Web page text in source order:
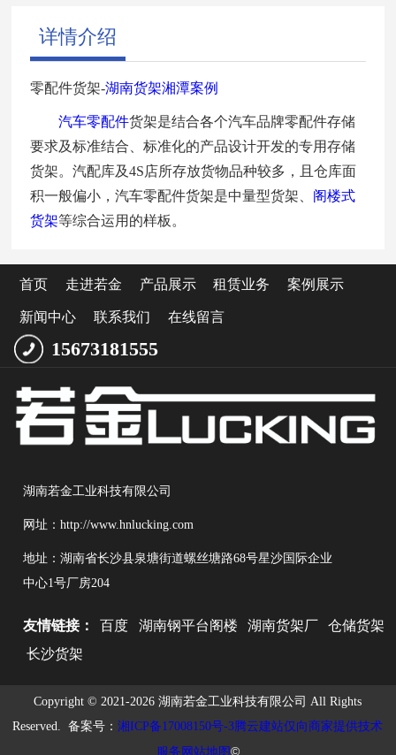
详情介绍
零配件货架-湖南货架湘潭案例
汽车零配件货架是结合各个汽车品牌零配件存储
要求及标准结合、标准化的产品设计开发的专用存储
货架。汽配库及4S店所存放货物品种较多，且仓库面
积一般偏小，汽车零配件货架是中量型货架、 阁楼式
货架等综合运用的样板。
首页 走进若金 产品展示 租赁业务 案例展示
新闻中心 联系我们 在线留言
15673181555
湖南若金工业科技有限公司
网址：http://www.hnlucking.com
地址：湖南省长沙县泉塘街道螺丝塘路68号星沙国际企业
中心1号厂房204
友情链接： 百度 湖南钢平台阁楼 湖南货架厂
仓储货架
长沙货架
Copyright © 2021-2026 湖南若金工业科技有限公司 All Rights
Reserved. 备案号：湘ICP备17008150号-3腾云建站仅向商家提供技术
服务 网站地图 ©